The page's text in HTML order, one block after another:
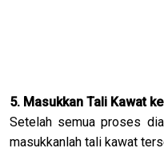
5. Masukkan Tali Kawat
Setelah semua proses
masukkanlah tali kawat